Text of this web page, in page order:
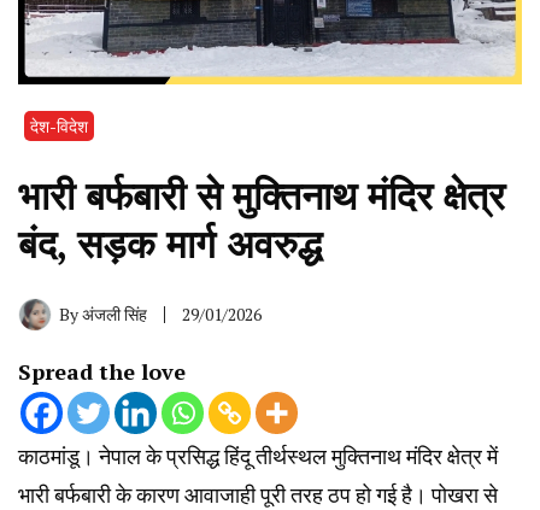
देश-विदेश
भारी बर्फबारी से मुक्तिनाथ मंदिर क्षेत्र
बंद, सड़क मार्ग अवरुद्ध
Byअंजली सिंह 29/01/2026
Spread the love
काठमांडू। नेपाल के प्रसिद्ध हिंदू तीर्थस्थल मुक्तिनाथ मंदिर क्षेत्र में
भारी बर्फबारी के कारण आवाजाही पूरी तरह ठप हो गई है। पोखरा से